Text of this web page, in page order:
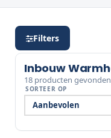
Filters
Inbouw
18 producten gevonden
SORTEER OP